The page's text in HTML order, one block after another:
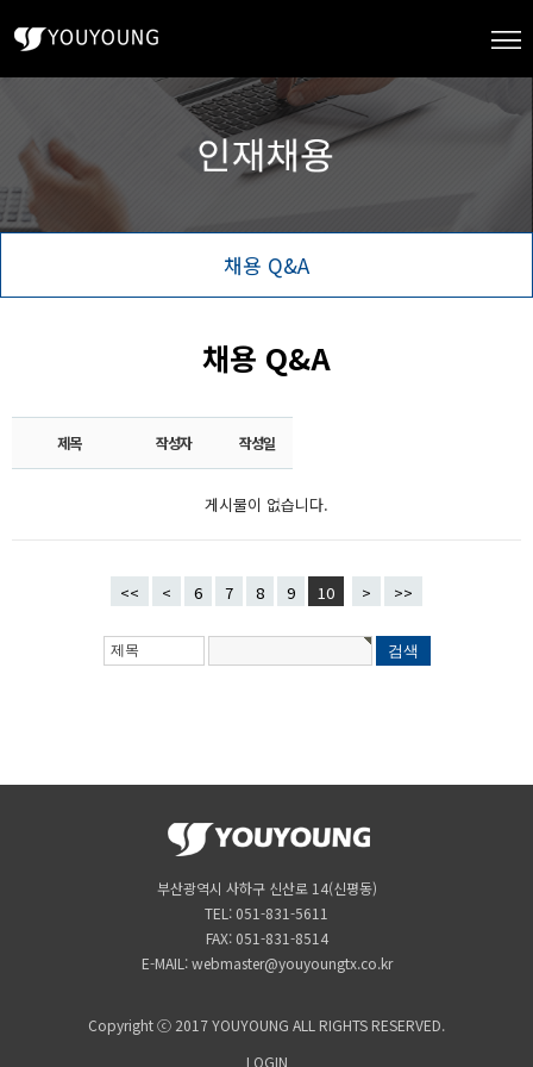
채용 Q&A
채용 Q&A
제목 작성자 작성일
게시물이 없습니다.
<< < 6 7 8 9 10 > >>
부산광역시 사하구 신산로 14(신평동)
TEL: 051-831-5611
FAX: 051-831-8514
E-MAIL: webmaster@youyoungtx.co.kr
Copyright ⓒ 2017 YOUYOUNG ALL RIGHTS RESERVED.
LOGIN